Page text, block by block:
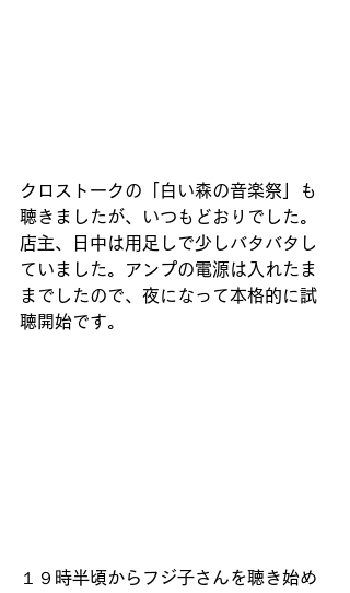
クロストークの「白い森の音楽祭」も
聴きましたが、いつもどおりでした。
店主、日中は用足しで少しバタバタし
ていました。アンプの電源は入れたま
までしたので、夜になって本格的に試
聴開始です。
１９時半頃からフジ子さんを聴き始め